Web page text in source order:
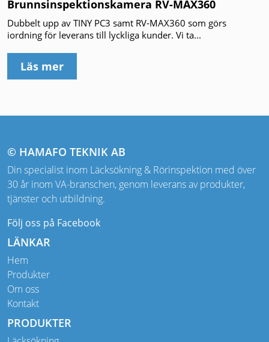
Brunnsinspektionskamera RV-MAX360
Dubbelt upp av TINY PC3 samt RV-MAX360 som görs
iordning för leverans till lyckliga kunder. Vi ta...
Läs mer
© HAMAFO TEKNIK AB
Din specialist inom Läcksökning & Rörinspektion med över
30 år inom VA-branschen, genom leverans av produkter,
tjänster och utbildning.
Följ oss på Facebook
LÄNKAR
Hem
Produkter
Om oss
Kontakt
PRODUKTER